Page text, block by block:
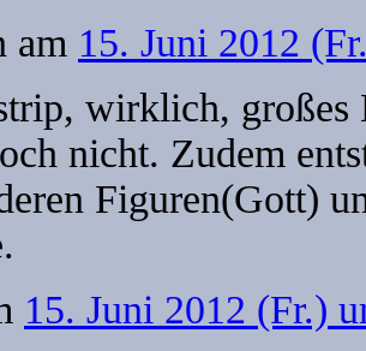
am 15. Juni 2012
wirklich, großes
nicht. Zudem
Figuren(Gott)
15. Juni 2012 (Fr.)